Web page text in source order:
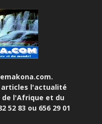
articles l'actualité
de l'Afrique et du
52 83 ou 656 29 01